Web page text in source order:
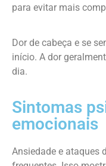
para evitar mais
Dor de cabeça e se
início. A dor
dia.
Sintomas
emocionais
Ansiedade e ataques